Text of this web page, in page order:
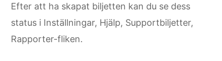
Efter att ha skapat biljetten kan du se dess
status i Inställningar, Hjälp, Supportbiljetter,
Rapporter-fliken.